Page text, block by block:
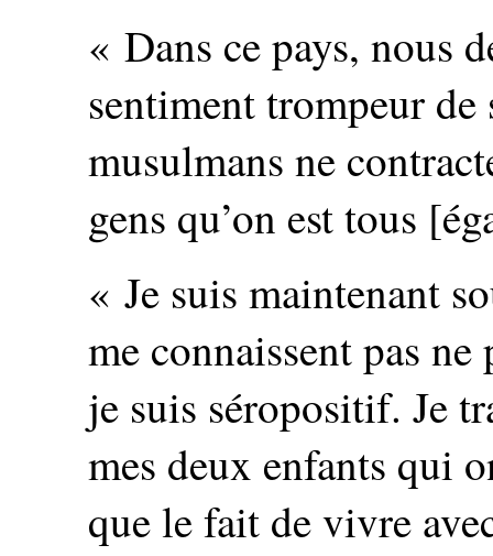
« Dans ce pays, nous
sentiment trompeur
musulmans ne
gens qu’on est tous
« Je suis maintenant
me connaissent pas
je suis séropositif. Je
mes deux enfants qui
que le fait de vivre